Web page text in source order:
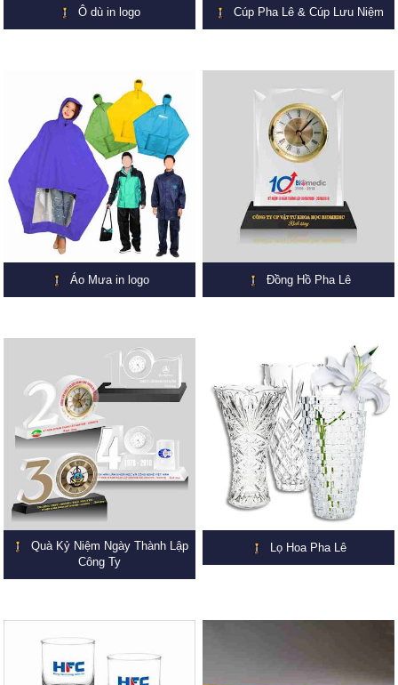
Ô dù in logo Cúp Pha Lê & Cúp Lưu Niệm
Áo Mưa in logo Đồng Hồ Pha Lê
Quà Kỷ Niệm Ngày Thành Lập
Công Ty
Lọ Hoa Pha Lê